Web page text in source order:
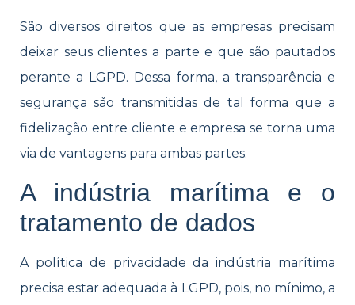
São diversos direitos que as empresas precisam
deixar seus clientes a parte e que são pautados
perante a LGPD. Dessa forma, a transparência e
segurança são transmitidas de tal forma que a
fidelização entre cliente e empresa se torna uma
via de vantagens para ambas partes.
A indústria marítima e o
tratamento de dados
A política de privacidade da indústria marítima
precisa estar adequada à LGPD, pois, no mínimo, a